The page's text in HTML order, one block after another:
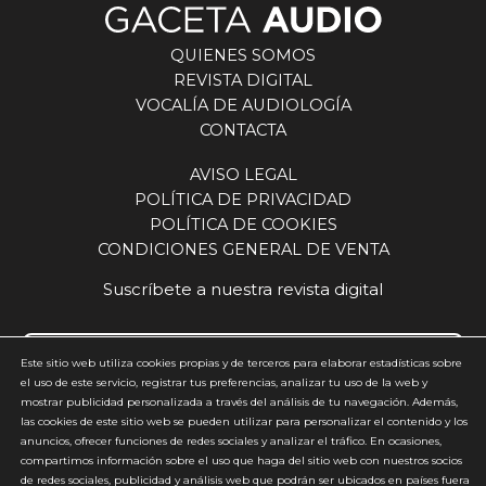
García, directora de Ventas de Beltone en
España, subraya que la compañía trabaja con una
visión integral que combina presente y futuro.
“Queremos que nuestros clientes sientan que
están a la cabeza de la innovación, pero también
herramientas clínicas y de venta que les permitan
seguir creciendo”. Salud auditiva y cognición, el
próximo gran reto José Luis Otero, director
general de GN del sur de Europa y Brasil, ponía el
sector, destacando la necesidad de avanzar en la
“Tenemos que dar el salto y empezar a trabajar
los problemas cognitivos, ver el impacto que
tienen y cómo podemos resolverlos a través de la
mejora de la audición. Ese será el siguiente paso”,
afirmaba. En este sentido, apuntaba a una
evolución del propio sector hacia un enfoque
más amplio, en el que la audición se integre
QUIENES SOMOS
REVISTA DIGITAL
VOCALÍA DE AUDIOLOGÍA
CONTACTA
AVISO LEGAL
POLÍTICA DE PRIVACIDAD
POLÍTICA DE COOKIES
CONDICIONES GENERAL DE VENTA
Suscríbete a nuestra revista digital
Acepto y estoy de acuerdo con lapolítica de privacidad(requerido)
*
Este sitio web utiliza cookies propias y de terceros para elaborar estadísticas sobre
el uso de este servicio, registrar tus preferencias, analizar tu uso de la web y
mostrar publicidad personalizada a través del análisis de tu navegación. Además,
las cookies de este sitio web se pueden utilizar para personalizar el contenido y los
anuncios, ofrecer funciones de redes sociales y analizar el tráfico. En ocasiones,
compartimos información sobre el uso que haga del sitio web con nuestros socios
de redes sociales, publicidad y análisis web que podrán ser ubicados en países fuera